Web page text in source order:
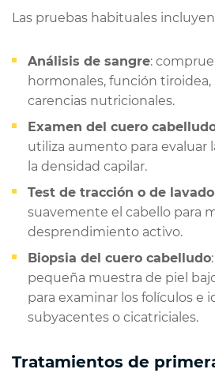
Las pruebas habituales
Análisis de sangre:
hormonales, función
carencias nutricionales.
Examen del cuero
utiliza aumento para evaluar
la densidad capilar.
Test de tracción o de lavado
suavemente el cabello para
desprendimiento activo.
Biopsia del cuero cabelludo
pequeña muestra de piel
para examinar los folículos e
subyacentes o cicatriciales.
Tratamientos de